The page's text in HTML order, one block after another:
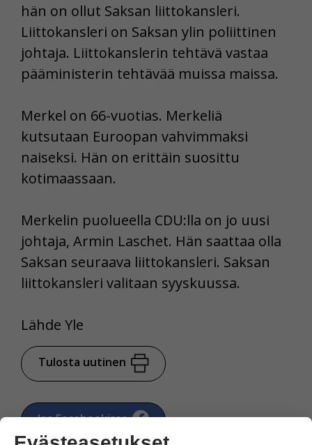
hän on ollut Saksan liittokansleri.
Liittokansleri on Saksan ylin poliittinen
johtaja. Liittokanslerin tehtävä vastaa
pääministerin tehtävää muissa maissa.
Merkel on 66-vuotias. Merkeliä
kutsutaan Euroopan vahvimmaksi
naiseksi. Hän on erittäin suosittu
kotimaassaan.
Merkelin puolueella CDU:lla on jo uusi
johtaja, Armin Laschet. Hän saattaa olla
Saksan seuraava liittokansleri. Saksan
liittokansleri valitaan syyskuussa.
Lähde Yle
Tulosta uutinen
Jaa Facebookissa